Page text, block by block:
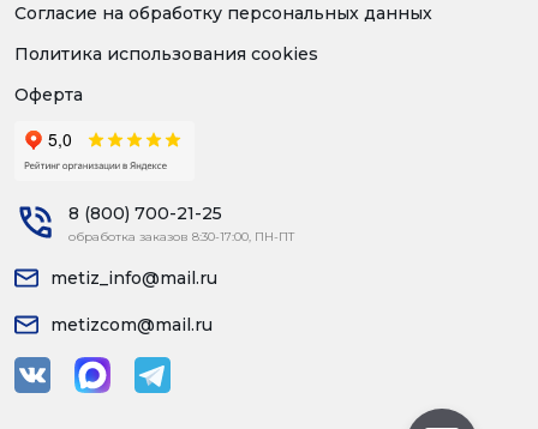
Согласие на обработку персональных данных
Политика использования cookies
Оферта
8 (800) 700-21-25
обработка заказов 8:30-17:00, ПН-ПТ
metiz_info@mail.ru
metizcom@mail.ru